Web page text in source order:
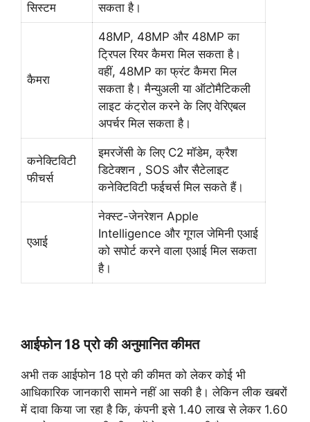
सिस्टम
सकता है।
कैमरा
48MP, 48MP और 48MP का
ट्रिपल रियर कैमरा मिल सकता है।
वहीं, 48MP का फ्रंट कैमरा मिल
सकता है। मैन्युअली या ऑटोमैटिकली
लाइट कंट्रोल करने के लिए वेरिएबल
अपर्चर मिल सकता है।
कनेक्टिविटी
फीचर्स
इमरजेंसी के लिए C2 मॉडेम, क्रैश
डिटेक्शन , SOS और सैटेलाइट
कनेक्टिविटी फईचर्स मिल सकते हैं।
एआई
नेक्स्ट-जेनरेशन Apple
Intelligence और गूगल जेमिनी एआई
को सपोर्ट करने वाला एआई मिल सकता
है।
आईफोन 18 प्रो की अनुमानित कीमत
अभी तक आईफोन 18 प्रो की कीमत को लेकर कोई भी
आधिकारिक जानकारी सामने नहीं आ सकी है। लेकिन लीक खबरों
में दावा किया जा रहा है कि, कंपनी इसे 1.40 लाख से लेकर 1.60